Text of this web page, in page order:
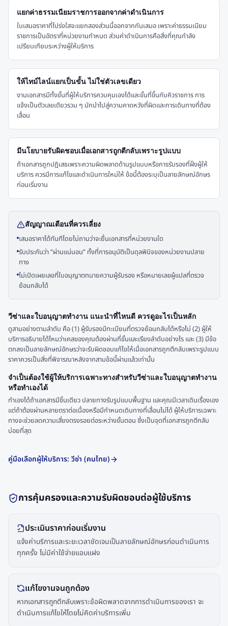
แยกค่าธรรมเนียมราชการออกจากค่าดำเนินการ
ใบเสนอราคาที่โปร่งใสจะแยกสองส่วนนี้ออกจากกันเสมอ เพราะค่าธรรมเนียม
ราชการเป็นอัตราที่หน่วยงานกำหนด ส่วนค่าดำเนินการคือสิ่งที่คุณกำลัง
เปรียบเทียบระหว่างผู้ให้บริการ
ให้ไทม์ไลน์แยกเป็นขั้น ไม่ใช่ตัวเลขเดียว
งานเอกสารมีทั้งขั้นที่ผู้ให้บริการควบคุมเองได้และขั้นที่ขึ้นกับคิวราชการ การ
แจ้งเป็นตัวเลขเดียวรวม ๆ มักนำไปสู่ความคาดหวังที่ผิดและการเดินทางที่ต้อง
เลื่อน
มีนโยบายรับผิดชอบเมื่อเอกสารถูกตีกลับเพราะรูปแบบ
ถ้าเอกสารถูกปฏิเสธเพราะความผิดพลาดด้านรูปแบบหรือการรับรองที่ฝั่งผู้ให้
บริการ ควรมีการแก้ไขและดำเนินการใหม่ให้ ข้อนี้ต้องระบุเป็นลายลักษณ์อักษร
ก่อนเริ่มงาน
สัญญาณเตือนที่ควรเลี่ยง
เสนอราคาได้ทันทีโดยไม่ถามว่าจะยื่นเอกสารที่หน่วยงานใด
รับประกันว่า “ผ่านแน่นอน” ทั้งที่การอนุมัติเป็นดุลพินิจของหน่วยงานปลาย
ทาง
ไม่เปิดเผยเลขที่ใบอนุญาตทนายความผู้รับรอง หรือหมายเลขผู้แปลที่ตรวจ
ย้อนกลับได้
วีซ่าและใบอนุญาตทำงาน แนะนำที่ไหนดี ควรดูอะไรเป็นหลัก
ดูสามอย่างตามลำดับ คือ (1) ผู้รับรองมีทะเบียนที่ตรวจย้อนกลับได้หรือไม่ (2) ผู้ให้
บริการอธิบายได้ไหมว่าเคสของคุณต้องผ่านกี่ขั้นและเรียงลำดับอย่างไร และ (3) มีข้อ
ตกลงเป็นลายลักษณ์อักษรว่าจะรับผิดชอบแก้ไขให้เมื่อเอกสารถูกตีกลับเพราะรูปแบบ
ราคาควรเป็นสิ่งที่พิจารณาหลังจากสามข้อนี้ผ่านแล้วเท่านั้น
จำเป็นต้องใช้ผู้ให้บริการเฉพาะทางสำหรับวีซ่าและใบอนุญาตทำงาน
หรือทำเองได้
ทำเองได้ถ้าเอกสารมีชิ้นเดียว ปลายทางรับรูปแบบพื้นฐาน และคุณมีเวลาเดินเรื่องเอง
แต่ถ้าต้องผ่านหลายตราต่อเนื่องหรือมีกำหนดเดินทางที่เลื่อนไม่ได้ ผู้ให้บริการเฉพาะ
ทางจะช่วยลดความเสี่ยงตรงรอยต่อระหว่างขั้นตอน ซึ่งเป็นจุดที่เอกสารถูกตีกลับ
บ่อยที่สุด
คู่มือเลือกผู้ให้บริการ: วีซ่า (คนไทย)
การคุ้มครองและความรับผิดชอบต่อผู้ใช้บริการ
ประเมินราคาก่อนเริ่มงาน
แจ้งค่าบริการและระยะเวลาชัดเจนเป็นลายลักษณ์อักษรก่อนดำเนินการ
ทุกครั้ง ไม่มีค่าใช้จ่ายแอบแฝง
แก้ไขงานจนถูกต้อง
หากเอกสารถูกตีกลับเพราะข้อผิดพลาดจากการดำเนินการของเรา จะ
ดำเนินการแก้ไขให้โดยไม่คิดค่าบริการเพิ่ม